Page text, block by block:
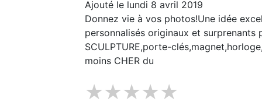
Ajouté le lundi 8 avril 2019
Donnez vie à vos photos!Une idée
personnalisés originaux et surprenants
SCULPTURE,porte-
moins CHER du
★★★★★